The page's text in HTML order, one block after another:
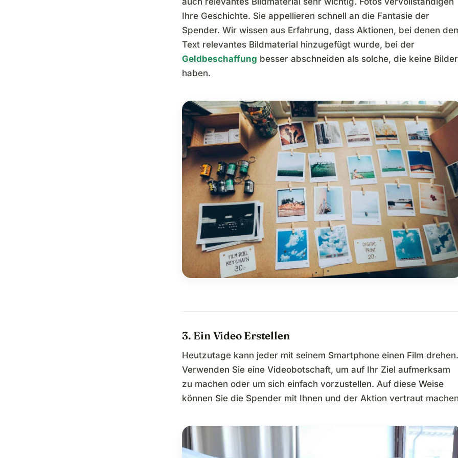
Ihre Geschichte. Sie appellieren schnell an die Fantasie der
Spender. Wir wissen aus Erfahrung, dass Aktionen, bei denen
Text relevantes Bildmaterial hinzugefügt wurde, bei der
Geldbeschaffung besser abschneiden als solche, die keine Bilder
haben.
3. Ein Video Erstellen
Heutzutage kann jeder mit seinem Smartphone einen Film drehen.
Verwenden Sie eine Videobotschaft, um auf Ihr Ziel aufmerksam
zu machen oder um sich einfach vorzustellen. Auf diese Weise
können Sie die Spender mit Ihnen und der Aktion vertraut